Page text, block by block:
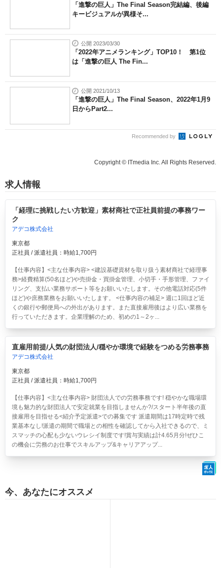
「進撃の巨人」The Final Season完結編、後編
キービジュアルが異様そ...
公開 2023/03/30
「2022年アニメランキング」TOP10！ 第1位
は「進撃の巨人 The Fin...
公開 2021/10/13
「進撃の巨人」The Final Season、2022年1月9
日からPart2...
Recommended by
Copyright © ITmedia Inc. All Rights Reserved.
求人情報
「経理に挑戦したい方歓迎」素材商社で正社員前提の事務ワー
ク
アデコ株式会社
東京都
正社員 / 派遣社員：時給1,700円
【仕事内容】<主な仕事内容> <建設基礎資材を取り扱う素材商社で経理事
務>経費精算(50名ほど)や売掛金・買掛金管理、小切手・手形管理、ファイ
リング、支払い業務サポート等をお願いいたします。その他電話対応(5件
ほど)や庶務業務をお願いいたします。 <仕事内容の補足> 週に1回ほど近
くの銀行や郵便局への外出があります。また直接雇用後はより広い業務を
行っていただきます。企業理解のため、初めの1～2ヶ...
直雇用前提/人気の財団法人/穏やか環境で経験をつめる労務事務
アデコ株式会社
東京都
正社員 / 派遣社員：時給1,700円
【仕事内容】<主な仕事内容> 財団法人での労務事務です! 穏やかな職場環
境も魅力的な財団法人で安定就業を目指しませんか?/スタート半年後の直
接雇用を目指せる<紹介予定派遣>での募集です 派遣期間は17時定時で残
業基本なし!派遣の期間で職場との相性を確認してから入社できるので、ミ
スマッチの心配も少ないウレシイ制度です!賞与実績は計4.65月分!ぜひこ
の機会に労務のお仕事でスキルアップ&キャリアアップ...
今、あなたにオススメ